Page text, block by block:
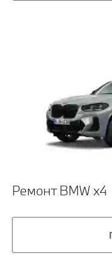
Ремонт BMW x4